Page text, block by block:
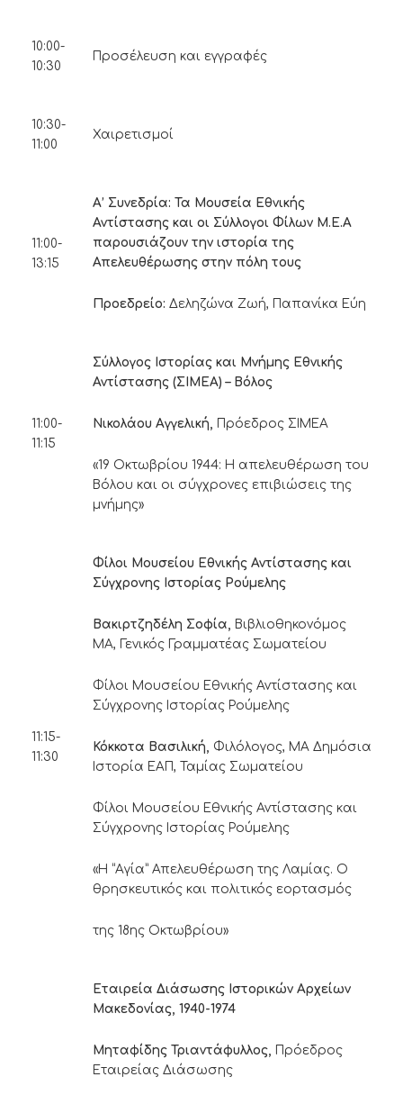
10:00-
10:30
Προσέλευση και εγγραφές
10:30-
11:00
Χαιρετισμοί
11:00-
13:15
Α’ Συνεδρία: Τα Μουσεία Εθνικής
Αντίστασης και οι Σύλλογοι Φίλων Μ.Ε.Α
παρουσιάζουν την ιστορία της
Απελευθέρωσης στην πόλη τους
Προεδρείο: Δεληζώνα Ζωή, Παπανίκα Εύη
11:00-
11:15
Σύλλογος Ιστορίας και Μνήμης Εθνικής
Αντίστασης (ΣΙΜΕΑ) – Βόλος
Νικολάου Αγγελική, Πρόεδρος ΣΙΜΕΑ
«19 Οκτωβρίου 1944: Η απελευθέρωση του
Βόλου και οι σύγχρονες επιβιώσεις της
μνήμης»
11:15-
11:30
Φίλοι Μουσείου Εθνικής Αντίστασης και
Σύγχρονης Ιστορίας Ρούμελης
Βακιρτζηδέλη Σοφία, Βιβλιοθηκονόμος
ΜΑ, Γενικός Γραμματέας Σωματείου
Φίλοι Μουσείου Εθνικής Αντίστασης και
Σύγχρονης Ιστορίας Ρούμελης
Κόκκοτα Βασιλική, Φιλόλογος, ΜΑ Δημόσια
Ιστορία ΕΑΠ, Ταμίας Σωματείου
Φίλοι Μουσείου Εθνικής Αντίστασης και
Σύγχρονης Ιστορίας Ρούμελης
«Η “Αγία” Απελευθέρωση της Λαμίας. Ο
θρησκευτικός και πολιτικός εορτασμός
της 18ης Οκτωβρίου»
Εταιρεία Διάσωσης Ιστορικών Αρχείων
Μακεδονίας, 1940-1974
Μηταφίδης Τριαντάφυλλος, Πρόεδρος
Εταιρείας Διάσωσης